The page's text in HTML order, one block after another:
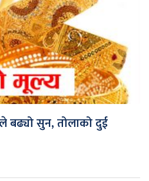
बढ्यो सुन, तोलाको दुई